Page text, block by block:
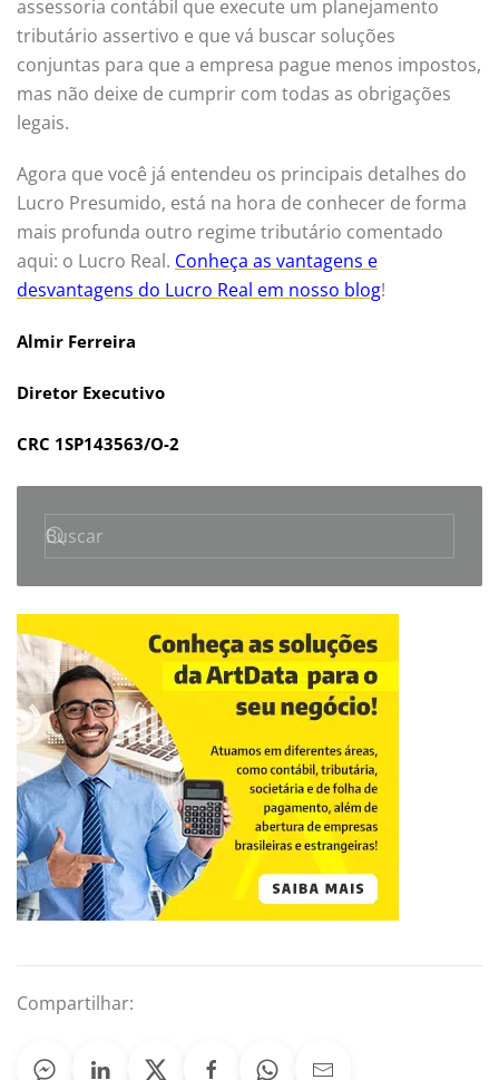
assessoria contábil que execute um planejamento
tributário assertivo e que vá buscar soluções
conjuntas para que a empresa pague menos impostos,
mas não deixe de cumprir com todas as obrigações
legais.
Agora que você já entendeu os principais detalhes do
Lucro Presumido, está na hora de conhecer de forma
mais profunda outro regime tributário comentado
aqui: o Lucro Real. Conheça as vantagens e
desvantagens do Lucro Real em nosso blog!
Almir Ferreira
Diretor Executivo
CRC 1SP143563/O-2
Compartilhar: